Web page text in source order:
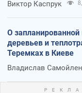
Виктор Каспрук
О
деревьев и
Теремках в Киеве
Владислав